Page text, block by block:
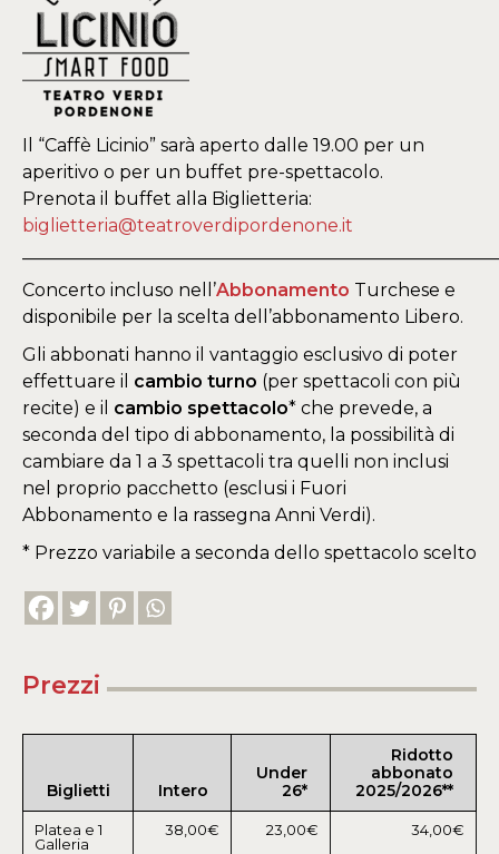
Il “Caffè Licinio” sarà aperto dalle 19.00 per un
aperitivo o per un buffet pre-spettacolo.
Prenota il buffet alla Biglietteria:
biglietteria@teatroverdipordenone.it
Concerto incluso nell’Abbonamento Turchese e
disponibile per la scelta dell’abbonamento Libero.
Gli abbonati hanno il vantaggio esclusivo di poter
effettuare il cambio turno (per spettacoli con più
recite) e il cambio spettacolo* che prevede, a
seconda del tipo di abbonamento, la possibilità di
cambiare da 1 a 3 spettacoli tra quelli non inclusi
nel proprio pacchetto (esclusi i Fuori
Abbonamento e la rassegna Anni Verdi).
* Prezzo variabile a seconda dello spettacolo scelto
Prezzi
Biglietti Intero
Under
26*
Ridotto
abbonato
2025/2026**
Platea e 1
Galleria
38,00€ 23,00€ 34,00€